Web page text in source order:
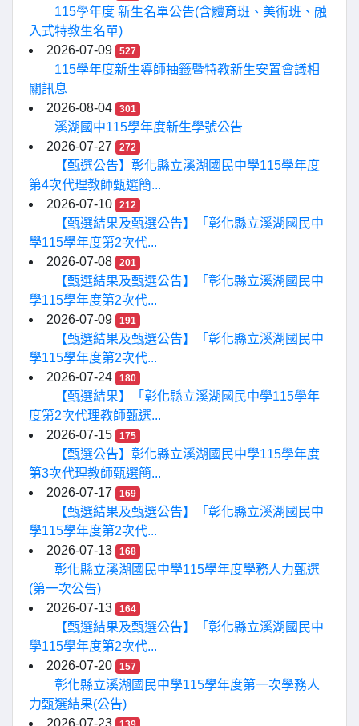
115學年度 新生名單公告(含體育班、美術班、融
入式特教生名單)
2026-07-09
527
115學年度新生導師抽籤暨特教新生安置會議相
關訊息
2026-08-04
301
溪湖國中115學年度新生學號公告
2026-07-27
272
【甄選公告】彰化縣立溪湖國民中學115學年度
第4次代理教師甄選簡...
2026-07-10
212
【甄選結果及甄選公告】「彰化縣立溪湖國民中
學115學年度第2次代...
2026-07-08
201
【甄選結果及甄選公告】「彰化縣立溪湖國民中
學115學年度第2次代...
2026-07-09
191
【甄選結果及甄選公告】「彰化縣立溪湖國民中
學115學年度第2次代...
2026-07-24
180
【甄選結果】「彰化縣立溪湖國民中學115學年
度第2次代理教師甄選...
2026-07-15
175
【甄選公告】彰化縣立溪湖國民中學115學年度
第3次代理教師甄選簡...
2026-07-17
169
【甄選結果及甄選公告】「彰化縣立溪湖國民中
學115學年度第2次代...
2026-07-13
168
彰化縣立溪湖國民中學115學年度學務人力甄選
(第一次公告)
2026-07-13
164
【甄選結果及甄選公告】「彰化縣立溪湖國民中
學115學年度第2次代...
2026-07-20
157
彰化縣立溪湖國民中學115學年度第一次學務人
力甄選結果(公告)
2026-07-23